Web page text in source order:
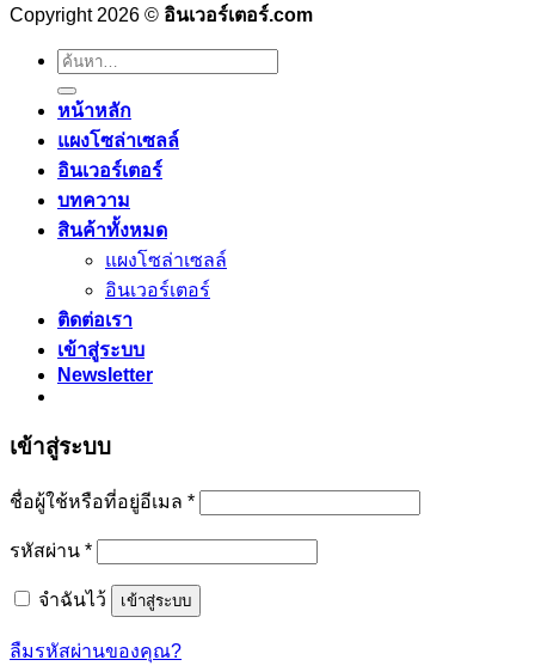
Copyright 2026 © อินเวอร์เตอร์.com
ค้นหา:
หน้าหลัก
แผงโซล่าเซลล์
อินเวอร์เตอร์
บทความ
สินค้าทั้งหมด
แผงโซล่าเซลล์
อินเวอร์เตอร์
ติดต่อเรา
เข้าสู่ระบบ
Newsletter
เข้าสู่ระบบ
ชื่อผู้ใช้หรือที่อยู่อีเมล *ต้องการ
รหัสผ่าน *ต้องการ
จำฉันไว้ เข้าสู่ระบบ
ลืมรหัสผ่านของคุณ?